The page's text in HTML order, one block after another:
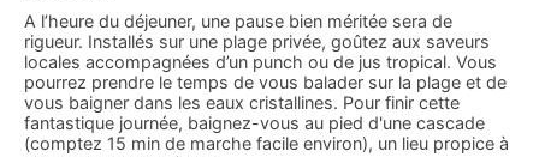
A l’heure du déjeuner, une pause bien méritée sera de
rigueur. Installés sur une plage privée, goûtez aux saveurs
locales accompagnées d’un punch ou de jus tropical. Vous
pourrez prendre le temps de vous balader sur la plage et de
vous baigner dans les eaux cristallines. Pour finir cette
fantastique journée, baignez-vous au pied d'une cascade
(comptez 15 min de marche facile environ), un lieu propice à